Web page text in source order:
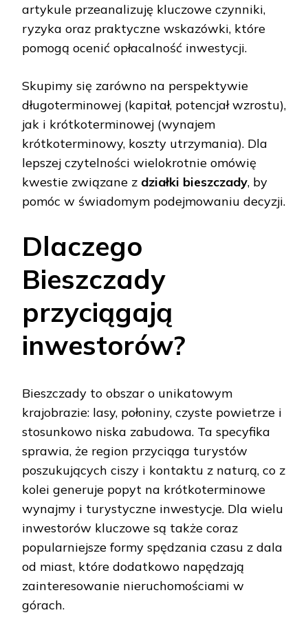
artykule przeanalizuję kluczowe czynniki,
ryzyka oraz praktyczne wskazówki, które
pomogą ocenić opłacalność inwestycji.
Skupimy się zarówno na perspektywie
długoterminowej (kapitał, potencjał wzrostu),
jak i krótkoterminowej (wynajem
krótkoterminowy, koszty utrzymania). Dla
lepszej czytelności wielokrotnie omówię
kwestie związane z działki bieszczady, by
pomóc w świadomym podejmowaniu decyzji.
Dlaczego
Bieszczady
przyciągają
inwestorów?
Bieszczady to obszar o unikatowym
krajobrazie: lasy, połoniny, czyste powietrze i
stosunkowo niska zabudowa. Ta specyfika
sprawia, że region przyciąga turystów
poszukujących ciszy i kontaktu z naturą, co z
kolei generuje popyt na krótkoterminowe
wynajmy i turystyczne inwestycje. Dla wielu
inwestorów kluczowe są także coraz
popularniejsze formy spędzania czasu z dala
od miast, które dodatkowo napędzają
zainteresowanie nieruchomościami w
górach.